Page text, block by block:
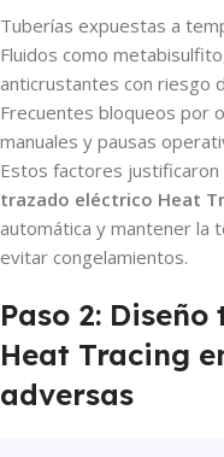
Tuberías expuestas a
Fluidos como
anticrustantes con riesgo
Frecuentes bloqueos por
manuales y pausas
Estos factores justificaron
trazado eléctrico Heat
automática y mantener la
evitar congelamientos.
Paso 2:
Heat Tracing
adversas